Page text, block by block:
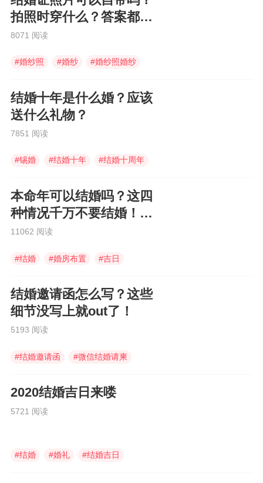
拍照时穿什么？答案都在
这里
8071 阅读
#婚纱照 #婚纱 #婚纱照婚纱
结婚十年是什么婚？应该
送什么礼物？
7851 阅读
#锡婚 #结婚十年 #结婚十周年
本命年可以结婚吗？这四
种情况千万不要结婚！大
凶
11062 阅读
#结婚 #婚房布置 #吉日
结婚邀请函怎么写？这些
细节没写上就out了！
5193 阅读
#结婚邀请函 #微信结婚请柬
2020结婚吉日来喽
5721 阅读
#结婚 #婚礼 #结婚吉日